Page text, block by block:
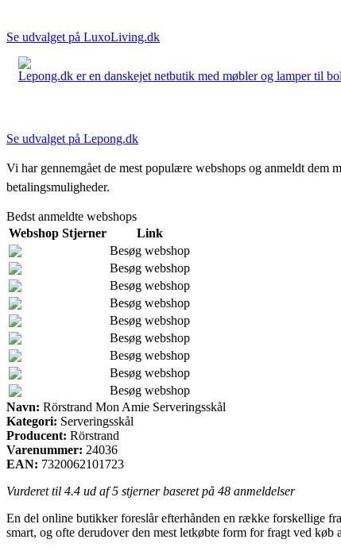
Se udvalget på LuxoLiving.dk
Lepong.dk er en danskejet netbutik med møbler og lamper til
Se udvalget på Lepong.dk
Vi har gennemgået de mest populære webshops og anmeldt dem
betalingsmuligheder.
Bedst anmeldte webshops
Webshop Stjerner
Link
Besøg webshop
Besøg webshop
Besøg webshop
Besøg webshop
Besøg webshop
Besøg webshop
Besøg webshop
Besøg webshop
Besøg webshop
Navn: Rörstrand Mon Amie Serveringsskål
Kategori: Serveringsskål
Producent: Rörstrand
Varenummer: 24036
EAN: 7320062101723
Vurderet til 4.4 ud af 5 stjerner baseret på 48 anmeldelser
En del online butikker foreslår efterhånden en række forskellige
smart, og ofte derudover den mest letkøbte form for fragt ved